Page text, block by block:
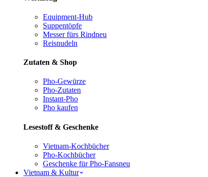
Equipment-Hub
Suppentöpfe
Messer fürs Rindneu
Reisnudeln
Zutaten & Shop
Pho-Gewürze
Pho-Zutaten
Instant-Pho
Pho kaufen
Lesestoff & Geschenke
Vietnam-Kochbücher
Pho-Kochbücher
Geschenke für Pho-Fansneu
Vietnam & Kultur